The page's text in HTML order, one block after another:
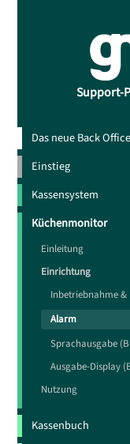
Support-
Das neue Back Office
Einstieg
Kassensystem
Küchenmonitor
Einleitung
Einrichtung
Inbetriebnahme &
Alarm
Sprachausgabe
Ausgabe-Display
Nutzung
Kassenbuch